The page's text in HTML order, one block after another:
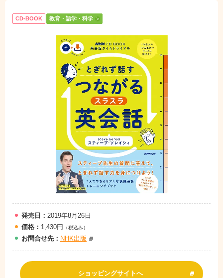
CD-BOOK 教育・語学・科学
発売日： 2019年8月26日
価格： 1,430円 （税込み）
お問合せ先： NHK出版
ショッピングサイトへ